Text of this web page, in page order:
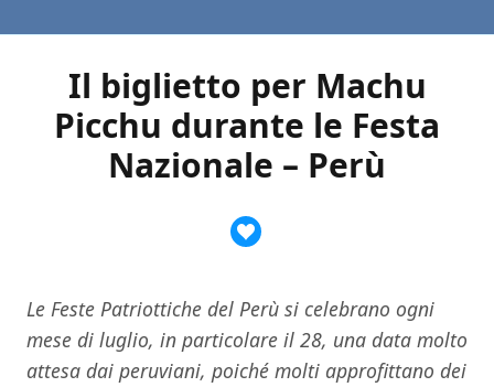
Il biglietto per Machu
Picchu durante le Festa
Nazionale – Perù
Le Feste Patriottiche del Perù si celebrano ogni
mese di luglio, in particolare il 28, una data molto
attesa dai peruviani, poiché molti approfittano dei